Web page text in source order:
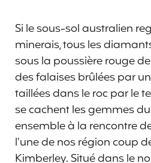
Si le sous-sol australien
minerais, tous les
sous la poussière rouge de
des falaises brûlées par
taillées dans le roc par le
se cachent les gemmes
ensemble à la rencontre
l’une de nos région coup
Kimberley. Situé dans le